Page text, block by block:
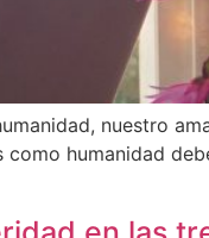
nuestro
como humanidad